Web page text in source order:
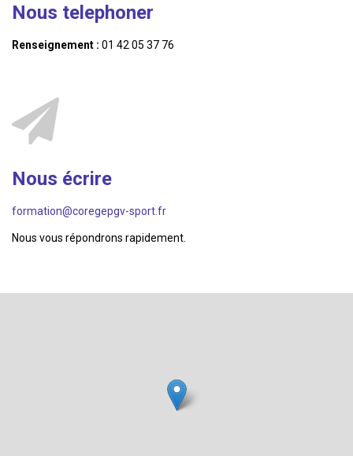
Nous telephoner
Renseignement : 01 42 05 37 76
Nous écrire
formation@coregepgv-sport.fr
Nous vous répondrons rapidement.